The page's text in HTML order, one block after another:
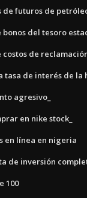
de futuros de
bonos del tesoro
de
tasa de interés de la
agresivo_
en nike stock_
en línea en nigeria
de inversión
100